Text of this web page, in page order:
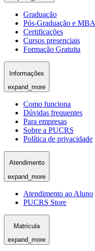
Graduação
Pós-Graduação e MBA
Certificações
Cursos presenciais
Formação Gratuita
Informações
expand_more
Como funciona
Dúvidas frequentes
Para empresas
Sobre a PUCRS
Política de privacidade
Atendimento
expand_more
Atendimento ao Aluno
PUCRS Store
Matrícula
expand_more